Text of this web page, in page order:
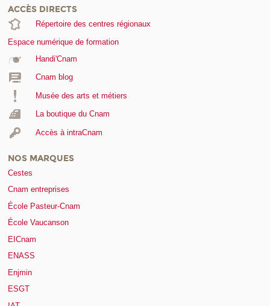
ACCÈS DIRECTS
Répertoire des centres régionaux
Espace numérique de formation
Handi'Cnam
Cnam blog
Musée des arts et métiers
La boutique du Cnam
Accès à intraCnam
NOS MARQUES
Cestes
Cnam entreprises
École Pasteur-Cnam
École Vaucanson
EICnam
ENASS
Enjmin
ESGT